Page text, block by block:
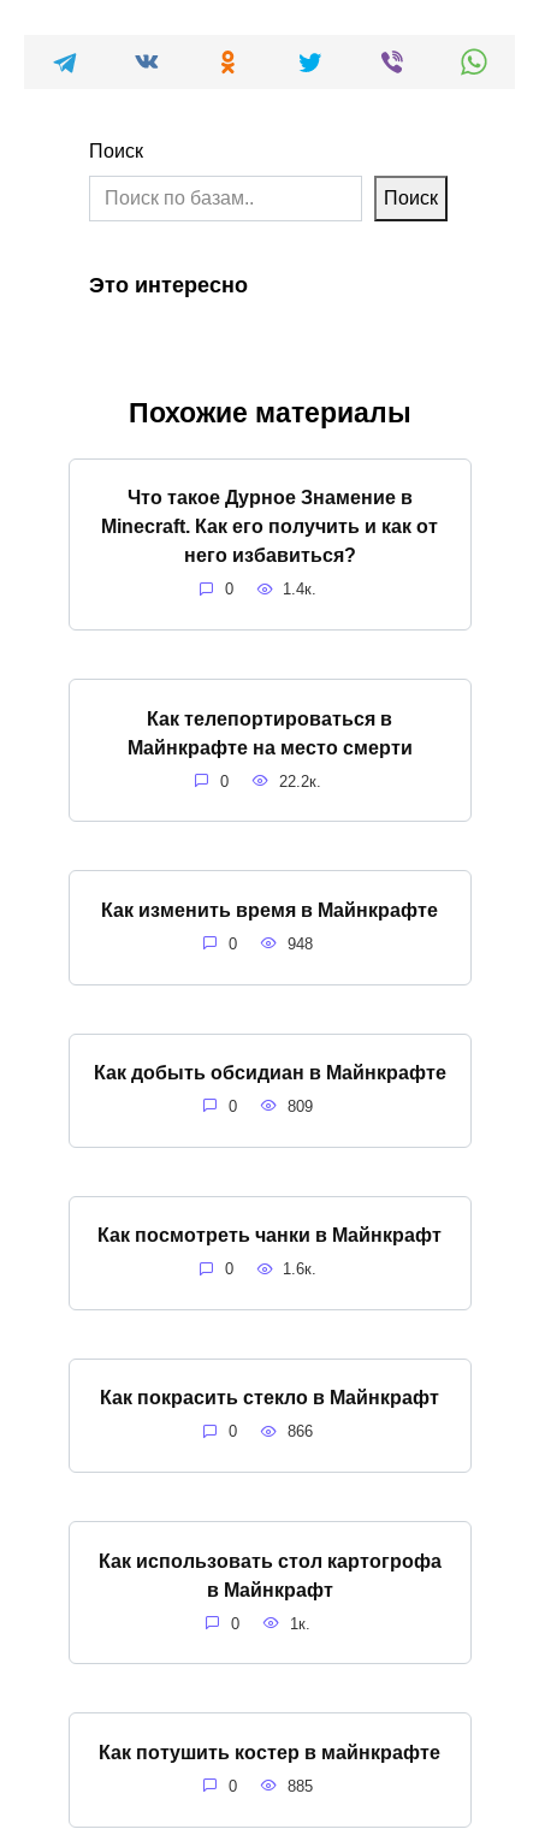
Поиск
Поиск
Это интересно
Похожие материалы
Что такое Дурное Знамение в
Minecraft. Как его получить и как от
него избавиться?
0 1.4к.
Как телепортироваться в
Майнкрафте на место смерти
0 22.2к.
Как изменить время в Майнкрафте
0 948
Как добыть обсидиан в Майнкрафте
0 809
Как посмотреть чанки в Майнкрафт
0 1.6к.
Как покрасить стекло в Майнкрафт
0 866
Как использовать стол картогрофа
в Майнкрафт
0 1к.
Как потушить костер в майнкрафте
0 885